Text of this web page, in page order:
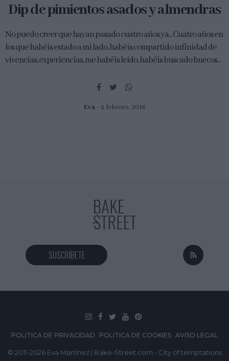
Dip de pimientos asados y almendras
No puedo creer que hayan pasado cuatro años ya... Cuatro años en
los que habéis estado a mi lado, habéis compartido infinidad de
vivencias, experiencias, me habéis leído, habéis buscado huecos...
Eva 4 febrero, 2016
SUSCRÍBETE
POLÍTICA DE PRIVACIDAD POLÍTICA DE COOKIES AVISO LEGAL
© 2011-2026 Eva Martínez | Bake-Street.com - City of temptations